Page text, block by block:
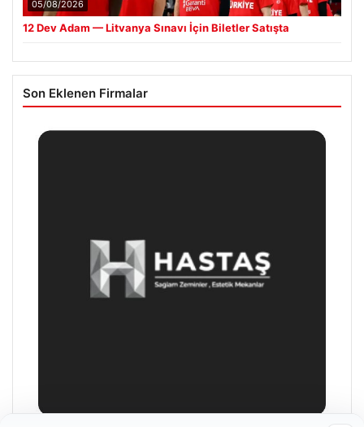
05/08/2026
12 Dev Adam — Litvanya Sınavı İçin Biletler Satışta
Son Eklenen Firmalar